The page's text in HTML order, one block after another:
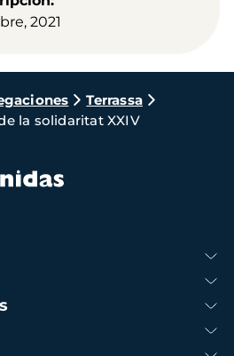
2021
Terrassa
la solidaritat XXIV